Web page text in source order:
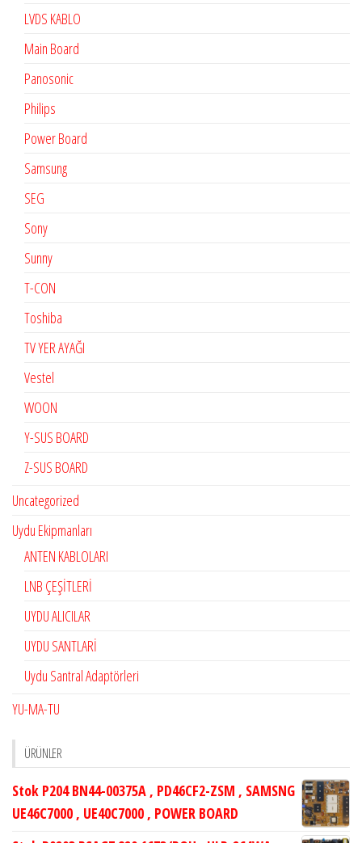
LVDS KABLO
Main Board
Panosonic
Philips
Power Board
Samsung
SEG
Sony
Sunny
T-CON
Toshiba
TV YER AYAĞI
Vestel
WOON
Y-SUS BOARD
Z-SUS BOARD
Uncategorized
Uydu Ekipmanları
ANTEN KABLOLARI
LNB ÇEŞİTLERİ
UYDU ALICILAR
UYDU SANTLARİ
Uydu Santral Adaptörleri
YU-MA-TU
ÜRÜNLER
Stok P204 BN44-00375A , PD46CF2-ZSM , SAMSNG
UE46C7000 , UE40C7000 , POWER BOARD